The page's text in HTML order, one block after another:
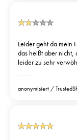
Leider geht da mein
das heißt aber nicht,
leider zu sehr
anonymisiert